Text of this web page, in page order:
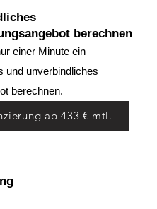
berechnen
einer Minute ein
und unverbindliches
berechnen.
ab 433 € mtl.